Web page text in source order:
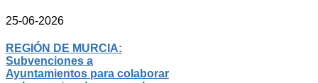
25-06-2026
REGIÓN DE MURCIA:
Subvenciones a
Ayuntamientos para colaborar